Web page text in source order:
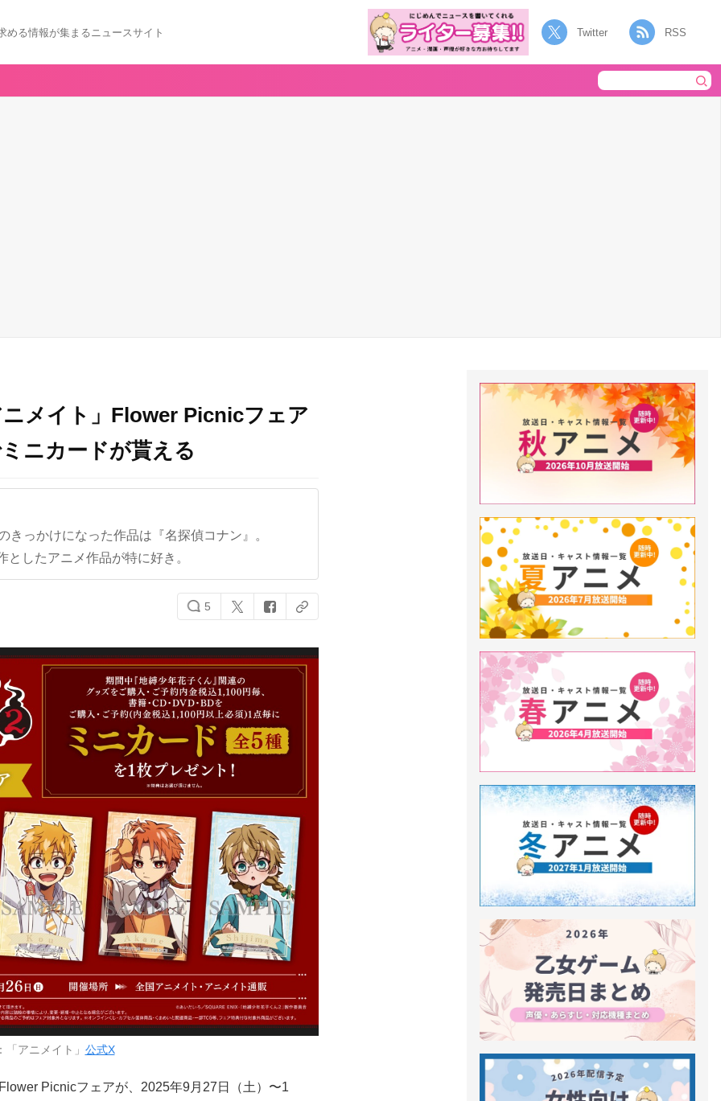
める情報が集まるニュースサイト Twitter RSS
メイト」Flower Picnicフェア
ニカードが貰える
きっかけになった作品は『名探偵コナン』。
したアニメ作品が特に好き。
5
「アニメイト」 公式X
Picnicフェアが、2025年9月27日（土）〜1